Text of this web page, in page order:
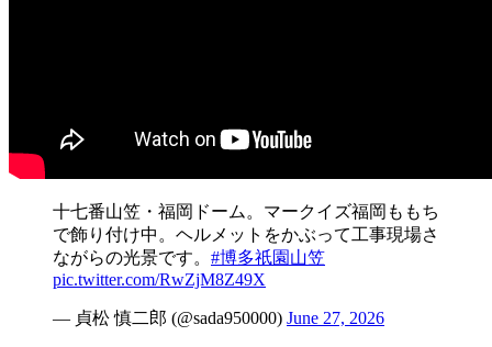
十七番山笠・福岡ドーム。マークイズ福岡ももち
で飾り付け中。ヘルメットをかぶって工事現場さ
ながらの光景です。 #博多祇園山笠
pic.twitter.com/RwZjM8Z49X
— 貞松 慎二郎 (@sada950000) June 27, 2026